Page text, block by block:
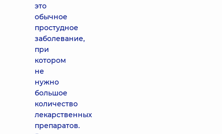
это
обычное
простудное
заболевание,
при
котором
не
нужно
большое
количество
лекарственных
препаратов.